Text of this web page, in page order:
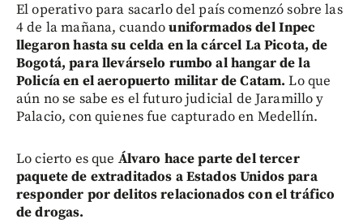
El operativo para sacarlo del país comenzó sobre las
4 de la mañana, cuandouniformados del Inpec
llegaron hasta su celda en la cárcel La Picota, de
Bogotá, para llevárselo rumbo al hangar de la
Policía en el aeropuerto militar de Catam. Lo que
aún no se sabe es el futuro judicial de Jaramillo y
Palacio, con quienes fue capturado en Medellín.
Lo cierto es que Álvaro hace parte del tercer
paquete de extraditados a Estados Unidos para
responder por delitos relacionados con el tráfico
de drogas.